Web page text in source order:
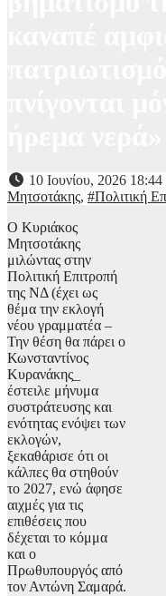
10 Ιουνίου, 2026 18:44
Μητσοτάκης, #Πολιτική
Ο Κυριάκος
Μητσοτάκης
μιλώντας στην
Πολιτική Επιτροπή
της ΝΔ (έχει ως
θέμα την εκλογή
νέου γραμματέα –
Την θέση θα πάρει ο
Κωνσταντίνος
Κυρανάκης_
έστειλε μήνυμα
συστράτευσης και
ενότητας ενόψει των
εκλογών,
ξεκαθάρισε ότι οι
κάλπες θα στηθούν
το 2027, ενώ άφησε
αιχμές για τις
επιθέσεις που
δέχεται το κόμμα
και ο
Πρωθυπουργός από
τον Αντώνη Σαμαρά.